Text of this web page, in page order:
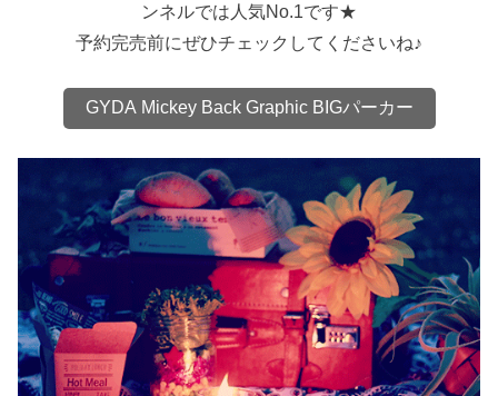
ンネルでは人気No.1です★
予約完売前にぜひチェックしてくださいね♪
GYDA Mickey Back Graphic BIGパーカー